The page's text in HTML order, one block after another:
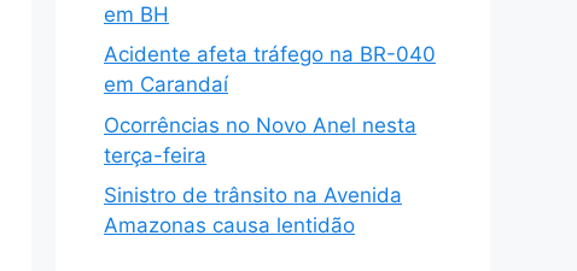
em BH
Acidente afeta tráfego na BR-040
em Carandaí
Ocorrências no Novo Anel nesta
terça-feira
Sinistro de trânsito na Avenida
Amazonas causa lentidão